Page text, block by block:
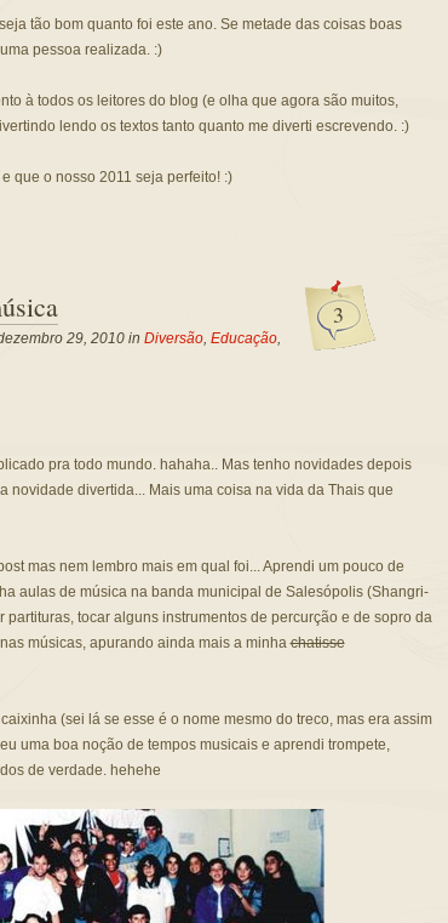
tão bom quanto foi este ano. Se metade das coisas boas
pessoa realizada. :)
à todos os leitores do blog (e olha que agora são muitos,
lendo os textos tanto quanto me diverti escrevendo. :)
que o nosso 2011 seja perfeito! :)
3
29, 2010 in Diversão, Educação,
pra todo mundo. hahaha.. Mas tenho novidades depois
novidade divertida... Mais uma coisa na vida da Thais que
mas nem lembro mais em qual foi... Aprendi um pouco de
aulas de música na banda municipal de Salesópolis (Shangri-
partituras, tocar alguns instrumentos de percurção e de sopro da
músicas, apurando ainda mais a minhachatisse
(sei lá se esse é o nome mesmo do treco, mas era assim
uma boa noção de tempos musicais e aprendi trompete,
de verdade. hehehe